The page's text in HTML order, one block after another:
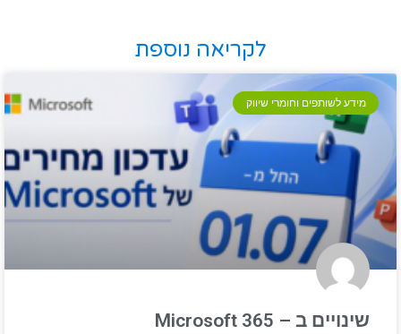
לקריאה נוספת
מידע לשותפים וחומרי שיווק
שינויים ב – Microsoft 365